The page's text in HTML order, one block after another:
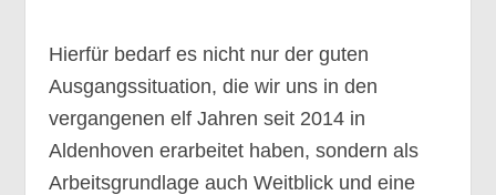
Hierfür bedarf es nicht nur der guten
Ausgangssituation, die wir uns in den
vergangenen elf Jahren seit 2014 in
Aldenhoven erarbeitet haben, sondern als
Arbeitsgrundlage auch Weitblick und eine